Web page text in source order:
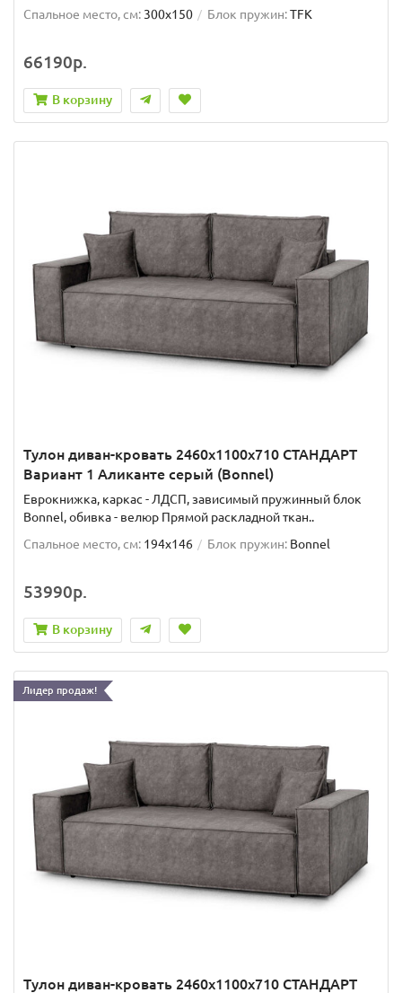
Спальное место, см: 300x150 Блок пружин:TFK
66190р.
В корзину
Тулон диван-кровать 2460х1100х710 СТАНДАРТ
Вариант 1 Аликанте серый (Bonnel)
Еврокнижка, каркас - ЛДСП, зависимый пружинный блок
Bonnel, обивка - велюр Прямой раскладной ткан..
Спальное место, см: 194x146 Блок пружин: Bonnel
53990р.
В корзину
Лидер продаж!
Тулон диван-кровать 2460х1100х710 СТАНДАРТ